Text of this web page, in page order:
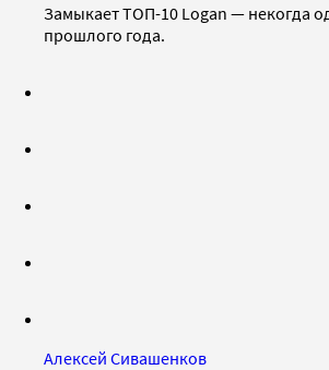
Замыкает ТОП-10 Logan — некогда
прошлого года.
Алексей Сивашенков